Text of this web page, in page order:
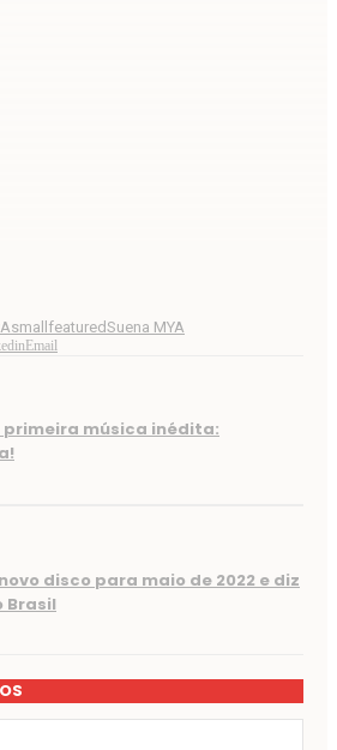
smallfeaturedSuena MYA
Email
primeira música inédita:
disco para maio de 2022 e diz
Brasil